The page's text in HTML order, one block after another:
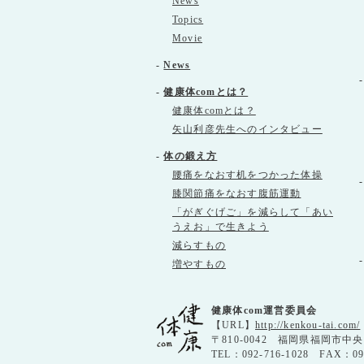
Topics
Movie
-News
-健康体comとは？
健康体comとは？
矢山利彦先生へのインタビュー
-体の鍛え方
腰痛をなおす机をつかった体操
膝関節痛をなおす腹筋運動
「がぎぐげご」を減らして「あい
うえお」で生きよう
減らすもの
増やすもの
-
-
-
健康体com運営委員会
【URL】 http://kenkou-tai.com/
〒810-0042 福岡県福岡市中
TEL：092-716-1028 FAX：